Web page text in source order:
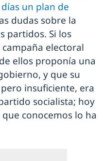
un plan de
dudas sobre la
partidos. Si los
electoral
ellos proponía una
y que su
insuficiente, era
socialista; hoy
conocemos lo ha